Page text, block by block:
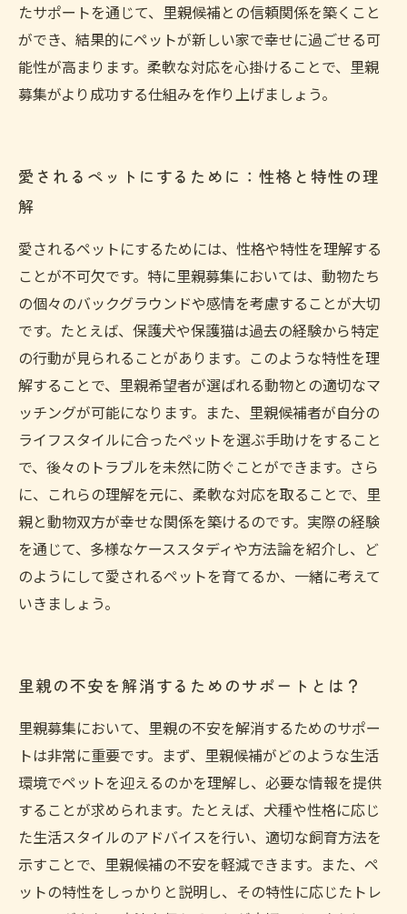
たサポートを通じて、里親候補との信頼関係を築くこと
ができ、結果的にペットが新しい家で幸せに過ごせる可
能性が高まります。柔軟な対応を心掛けることで、里親
募集がより成功する仕組みを作り上げましょう。
愛されるペットにするために：性格と特性の理
解
愛されるペットにするためには、性格や特性を理解する
ことが不可欠です。特に里親募集においては、動物たち
の個々のバックグラウンドや感情を考慮することが大切
です。たとえば、保護犬や保護猫は過去の経験から特定
の行動が見られることがあります。このような特性を理
解することで、里親希望者が選ばれる動物との適切なマ
ッチングが可能になります。また、里親候補者が自分の
ライフスタイルに合ったペットを選ぶ手助けをすること
で、後々のトラブルを未然に防ぐことができます。さら
に、これらの理解を元に、柔軟な対応を取ることで、里
親と動物双方が幸せな関係を築けるのです。実際の経験
を通じて、多様なケーススタディや方法論を紹介し、ど
のようにして愛されるペットを育てるか、一緒に考えて
いきましょう。
里親の不安を解消するためのサポートとは？
里親募集において、里親の不安を解消するためのサポー
トは非常に重要です。まず、里親候補がどのような生活
環境でペットを迎えるのかを理解し、必要な情報を提供
することが求められます。たとえば、犬種や性格に応じ
た生活スタイルのアドバイスを行い、適切な飼育方法を
示すことで、里親候補の不安を軽減できます。また、ペ
ットの特性をしっかりと説明し、その特性に応じたトレ